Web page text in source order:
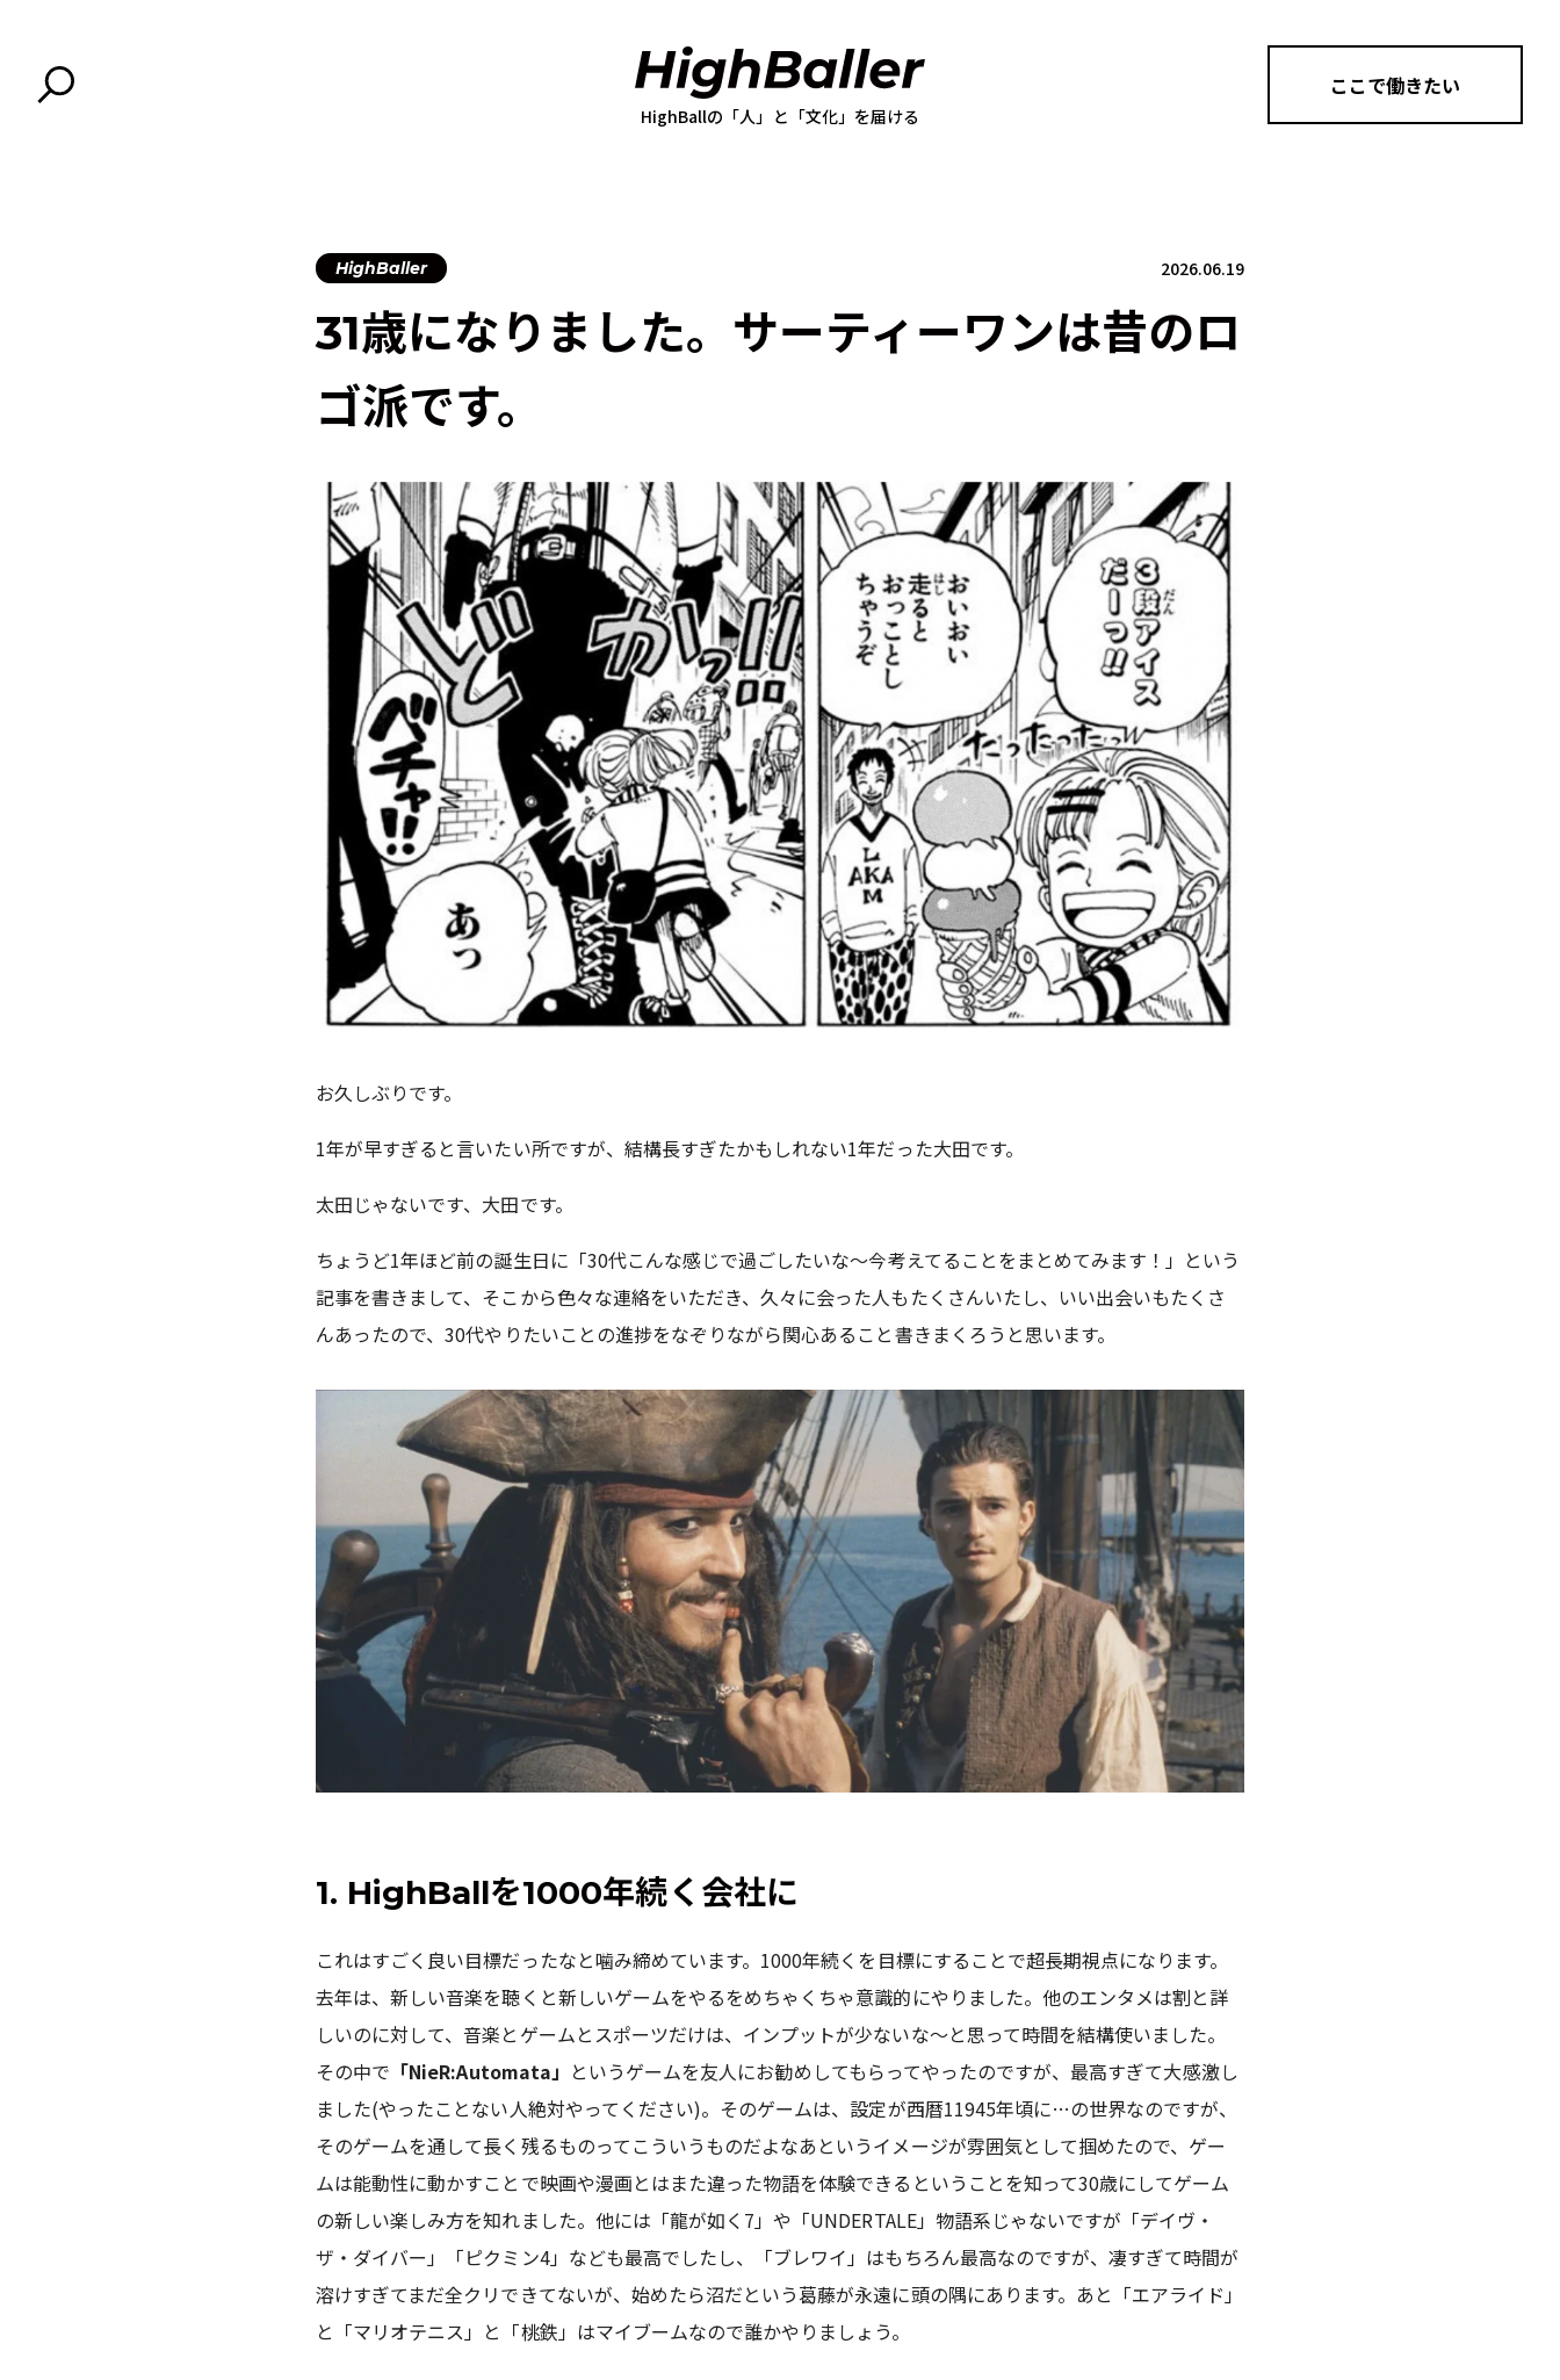
ここで働きたい
HighBaller 2026.06.19
31歳になりました。サーティーワンは昔のロ
ゴ派です。
お久しぶりです。
1年が早すぎると言いたい所ですが、結構長すぎたかもしれない1年だった大田です。
太田じゃないです、大田です。
ちょうど1年ほど前の誕生日に「30代こんな感じで過ごしたいな～今考えてることをまとめてみます！」という
記事を書きまして、そこから色々な連絡をいただき、久々に会った人もたくさんいたし、いい出会いもたくさ
んあったので、30代やりたいことの進捗をなぞりながら関心あること書きまくろうと思います。
1. HighBallを1000年続く会社に
これはすごく良い目標だったなと噛み締めています。1000年続くを目標にすることで超長期視点になります。
去年は、新しい音楽を聴くと新しいゲームをやるをめちゃくちゃ意識的にやりました。他のエンタメは割と詳
しいのに対して、音楽とゲームとスポーツだけは、インプットが少ないな～と思って時間を結構使いました。
その中で 「NieR:Automata」 というゲームを友人にお勧めしてもらってやったのですが、最高すぎて大感激し
ました(やったことない人絶対やってください)。そのゲームは、設定が西暦11945年頃に…の世界なのですが、
そのゲームを通して長く残るものってこういうものだよなあというイメージが雰囲気として掴めたので、ゲー
ムは能動性に動かすことで映画や漫画とはまた違った物語を体験できるということを知って30歳にしてゲーム
の新しい楽しみ方を知れました。他には「龍が如く7」や「UNDERTALE」物語系じゃないですが「デイヴ・
ザ・ダイバー」「ピクミン4」なども最高でしたし、「ブレワイ」はもちろん最高なのですが、凄すぎて時間が
溶けすぎてまだ全クリできてないが、始めたら沼だという葛藤が永遠に頭の隅にあります。あと「エアライド」
と「マリオテニス」と「桃鉄」はマイブームなので誰かやりましょう。